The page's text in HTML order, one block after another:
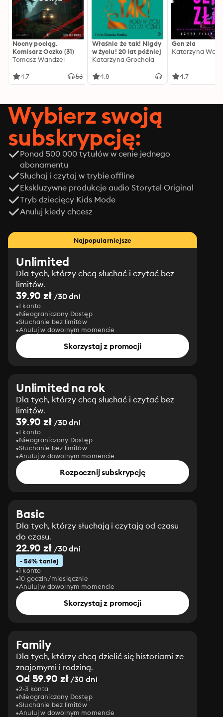
Nocny pociąg.
Komisarz Oczko (31)
Tomasz Wandzel
4.7
Właśnie że tak! Nigdy
w życiu! 20 lat później
Katarzyna Grochola
4.8
Gen zła
Katarzyna
4.7
Wybierz swoją
subskrypcję:
Ponad 500 000 tytułów w cenie jednego
abonamentu
Słuchaj i czytaj w trybie offline
Ekskluzywne produkcje audio Storytel Original
Tryb dziecięcy Kids Mode
Anuluj kiedy chcesz
Najpopularniejsze
Unlimited
Dla tych, którzy chcą słuchać i czytać bez
limitów.
39.90 zł/30 dni
1 konto
Nieograniczony Dostęp
Słuchanie bez limitów
Anuluj w dowolnym momencie
Skorzystaj z promocji
Unlimited na rok
Dla tych, którzy chcą słuchać i czytać bez
limitów.
39.90 zł/30 dni
1 konto
Nieograniczony Dostęp
Słuchanie bez limitów
Anuluj w dowolnym momencie
Rozpocznij subskrypcję
Basic
Dla tych, którzy słuchają i czytają od czasu
do czasu.
22.90 zł/30 dni
- 56% taniej
1 konto
10 godzin/miesięcznie
Anuluj w dowolnym momencie
Skorzystaj z promocji
Family
Dla tych, którzy chcą dzielić się historiami ze
znajomymi i rodziną.
Od 59.90 zł/30 dni
2-3 konta
Nieograniczony Dostęp
Słuchanie bez limitów
Anuluj w dowolnym momencie